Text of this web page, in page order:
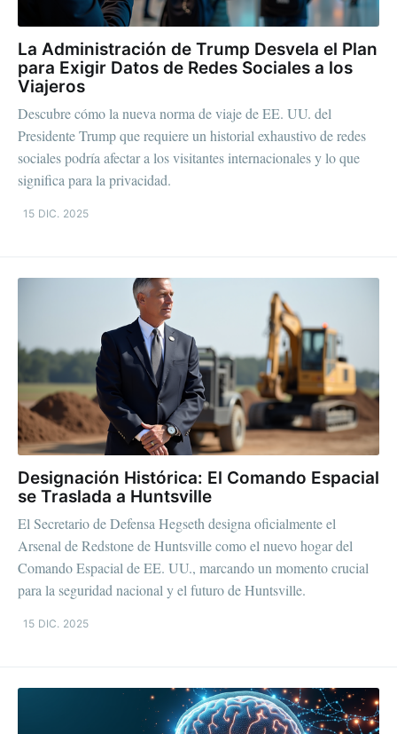
La Administración de Trump Desvela el Plan
para Exigir Datos de Redes Sociales a los
Viajeros
Descubre cómo la nueva norma de viaje de EE. UU. del
Presidente Trump que requiere un historial exhaustivo de redes
sociales podría afectar a los visitantes internacionales y lo que
significa para la privacidad.
15 DIC. 2025
Designación Histórica: El Comando Espacial
se Traslada a Huntsville
El Secretario de Defensa Hegseth designa oficialmente el
Arsenal de Redstone de Huntsville como el nuevo hogar del
Comando Espacial de EE. UU., marcando un momento crucial
para la seguridad nacional y el futuro de Huntsville.
15 DIC. 2025